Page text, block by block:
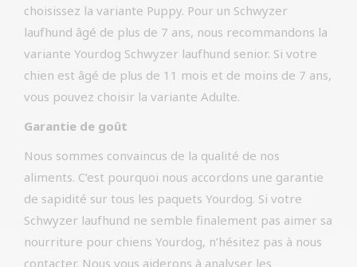
choisissez la variante Puppy. Pour un Schwyzer
laufhund âgé de plus de 7 ans, nous recommandons la
variante Yourdog Schwyzer laufhund senior. Si votre
chien est âgé de plus de 11 mois et de moins de 7 ans,
vous pouvez choisir la variante Adulte.
Garantie de goût
Nous sommes convaincus de la qualité de nos
aliments. C’est pourquoi nous accordons une garantie
de sapidité sur tous les paquets Yourdog. Si votre
Schwyzer laufhund ne semble finalement pas aimer sa
nourriture pour chiens Yourdog, n’hésitez pas à nous
contacter. Nous vous aiderons à analyser les